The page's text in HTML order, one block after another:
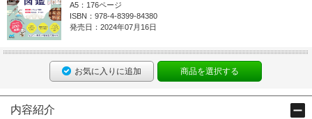
A5：176ページ
ISBN：978-4-8399-84380
発売日：2024年07月16日
お気に入りに追加 商品を選択する
内容紹介